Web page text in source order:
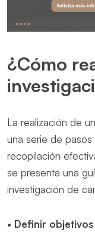
¿Cómo
La realización de
una serie de pasos
recopilación
se presenta una
investigación de
• Definir